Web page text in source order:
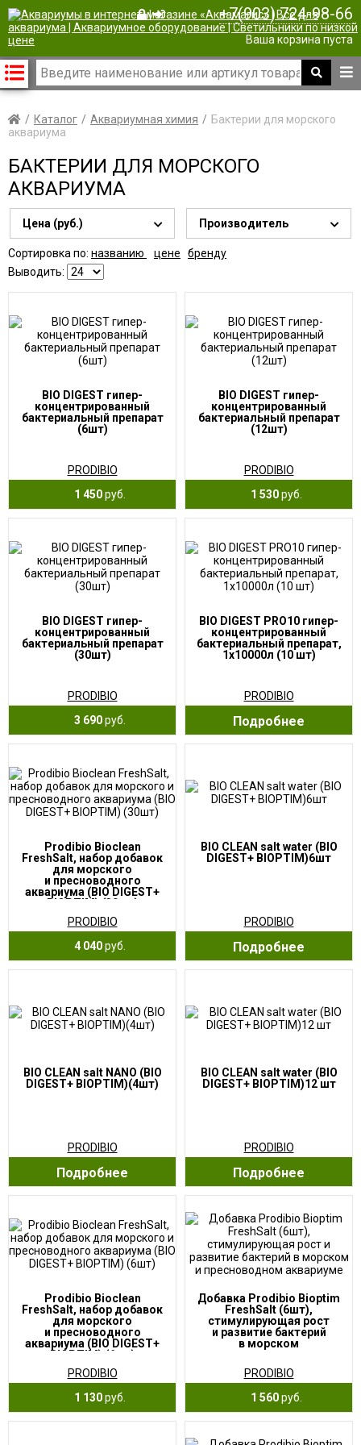
| +7(903) 724-98-66
Ваша корзина пуста
Каталог Аквариумная химия
Бактерии для морского
аквариума
БАКТЕРИИ ДЛЯ МОРСКОГО
АКВАРИУМА
Цена (руб.) Производитель
Сортировка по: названию цене
бренду
Выводить:
BIO DIGEST гипер-
концентрированный
бактериальный препарат
(6шт)
PRODIBIO
1 450руб.
BIO DIGEST гипер-
концентрированный
бактериальный препарат
(12шт)
PRODIBIO
1 530руб.
BIO DIGEST гипер-
концентрированный
бактериальный препарат
(30шт)
PRODIBIO
3 690руб.
BIO DIGEST PRO10 гипер-
концентрированный
бактериальный препарат,
1x10000л (10 шт)
PRODIBIO
Подробнее
Prodibio Bioclean
FreshSalt, набор добавок
для морского
и пресноводного
аквариума (BIO DIGEST+
BIOPTIM) (30шт)
PRODIBIO
4 040руб.
BIO CLEAN salt water (BIO
DIGEST+ BIOPTIM)6шт
PRODIBIO
Подробнее
BIO CLEAN salt NANO (BIO
DIGEST+ BIOPTIM)(4шт)
PRODIBIO
Подробнее
BIO CLEAN salt water (BIO
DIGEST+ BIOPTIM)12 шт
PRODIBIO
Подробнее
Prodibio Bioclean
FreshSalt, набор добавок
для морского
и пресноводного
аквариума (BIO DIGEST+
BIOPTIM) (6шт)
PRODIBIO
1 130руб.
Добавка Prodibio Bioptim
FreshSalt (6шт),
стимулирующая рост
и развитие бактерий
в морском
аквариуме
PRODIBIO
1 560руб.